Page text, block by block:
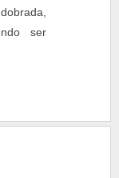
ser